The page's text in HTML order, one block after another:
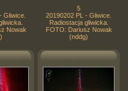
Gliwice.
Nowak
5
20190202 PL - Gliwice.
Radiostacja gliwicka.
FOTO: Dariusz Nowak
(nddg)